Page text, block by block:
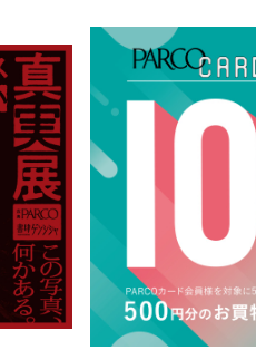
ニュース
レストラン・カフェ
TAX FREE
PARCOメンバーズ
JP
한국어
ภาษาไทย
日本語